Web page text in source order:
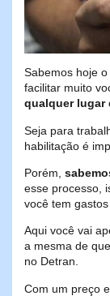
Sabemos hoje
facilitar muito
qualquer lugar
Seja para
habilitação é
Porém,
esse processo,
você tem
Aqui você vai
a mesma de
no Detran.
Com um preço